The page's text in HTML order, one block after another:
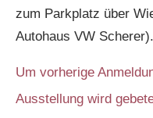
zum Parkplatz über
Autohaus VW Scherer).
Um vorherige
Ausstellung wird